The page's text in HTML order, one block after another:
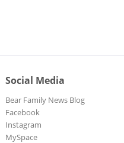
Social Media
Bear Family News Blog
Facebook
Instagram
MySpace